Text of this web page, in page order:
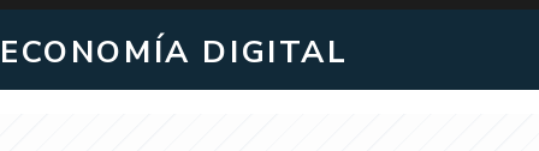
ECONOMÍA DIGITAL